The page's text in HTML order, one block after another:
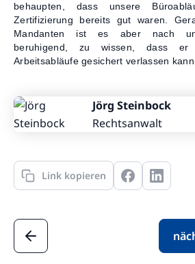
behaupten, dass unsere
Zertifizierung bereits gut waren.
Mandanten ist es aber nach
beruhigend, zu wissen, dass
Arbeitsabläufe gesichert verlassen kann.
Jörg Steinbock
Rechtsanwalt
Link kopieren